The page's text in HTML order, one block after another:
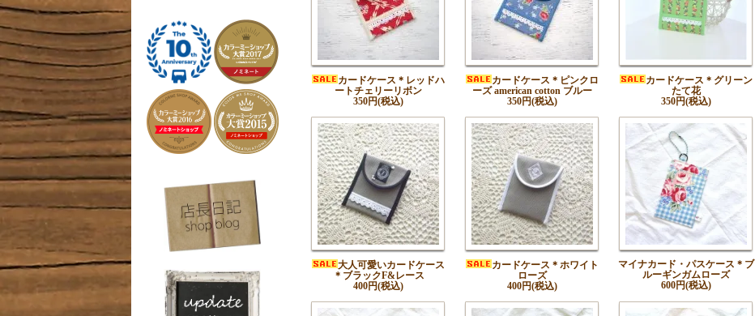
カードケース＊レッドハ
ートチェリーリボン
350円(税込)
カードケース＊ピンクロ
ーズ american cotton ブルー
350円(税込)
カードケース＊グリーン
たて花
350円(税込)
大人可愛いカードケース
＊ブラックF&レース
400円(税込)
カードケース＊ホワイト
ローズ
400円(税込)
マイナカード・パスケース＊ブ
ルーギンガムローズ
600円(税込)